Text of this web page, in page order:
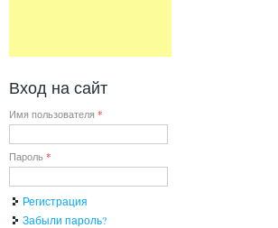
Вход на сайт
Имя пользователя *
Пароль *
Регистрация
Забыли пароль?